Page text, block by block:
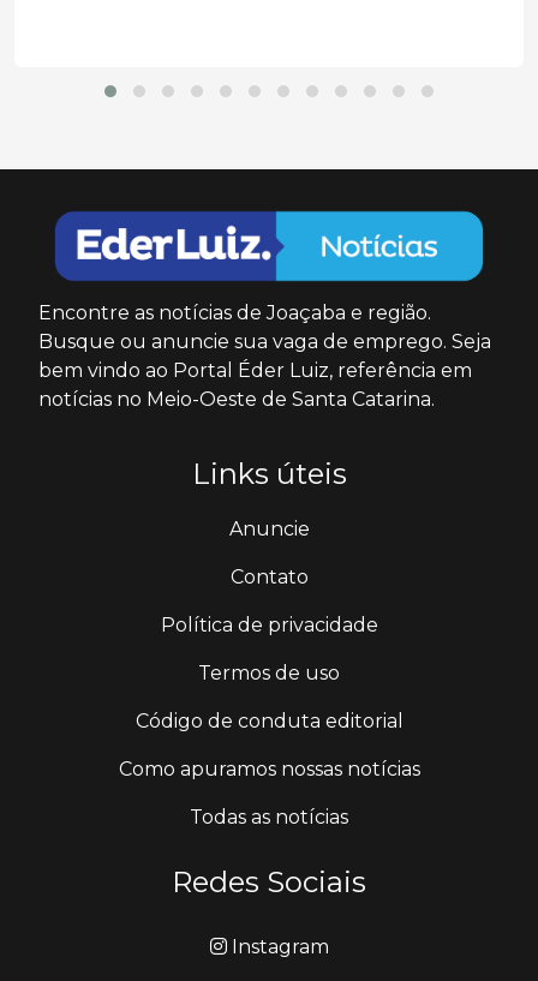
Encontre as notícias de Joaçaba e região.
Busque ou anuncie sua vaga de emprego. Seja
bem vindo ao Portal Éder Luiz, referência em
notícias no Meio-Oeste de Santa Catarina.
Links úteis
Anuncie
Contato
Política de privacidade
Termos de uso
Código de conduta editorial
Como apuramos nossas notícias
Todas as notícias
Redes Sociais
Instagram